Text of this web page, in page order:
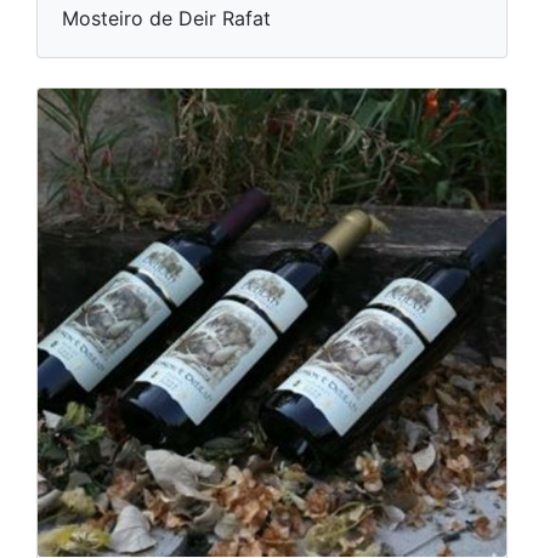
Mosteiro de Deir Rafat